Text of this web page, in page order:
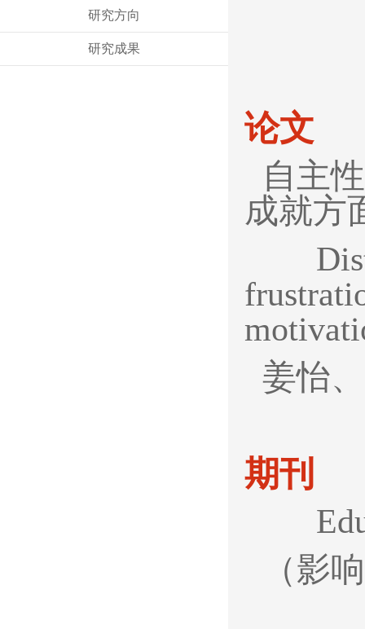
研究方向
研究成果
论文
自主
成就方
姜怡
期刊
（影